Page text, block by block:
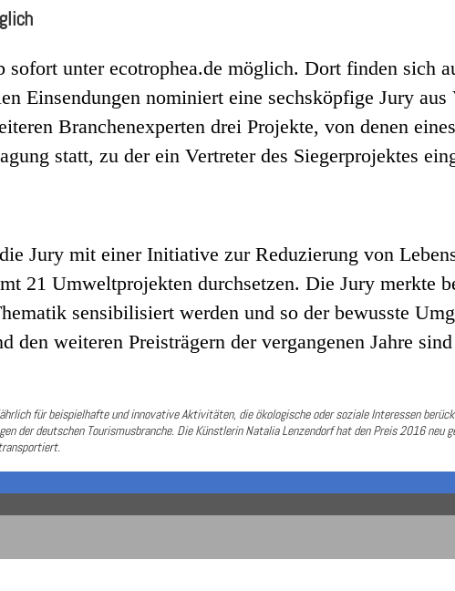
sofort unter ecotrophea.de möglich. Dort finden sich
Einsendungen nominiert eine sechsköpfige Jury
Branchenexperten drei Projekte, von denen
statt, zu der ein Vertreter des Siegerprojektes
die Jury mit einer Initiative zur Reduzierung von
21 Umweltprojekten durchsetzen. Die Jury merkte
sensibilisiert werden und so der bewusste
den weiteren Preisträgern der vergangenen Jahre
für beispielhafte und innovative Aktivitäten, die ökologische oder soziale Interessen
der deutschen Tourismusbranche. Die Künstlerin Natalia Lenzendorf hat den Preis 2016